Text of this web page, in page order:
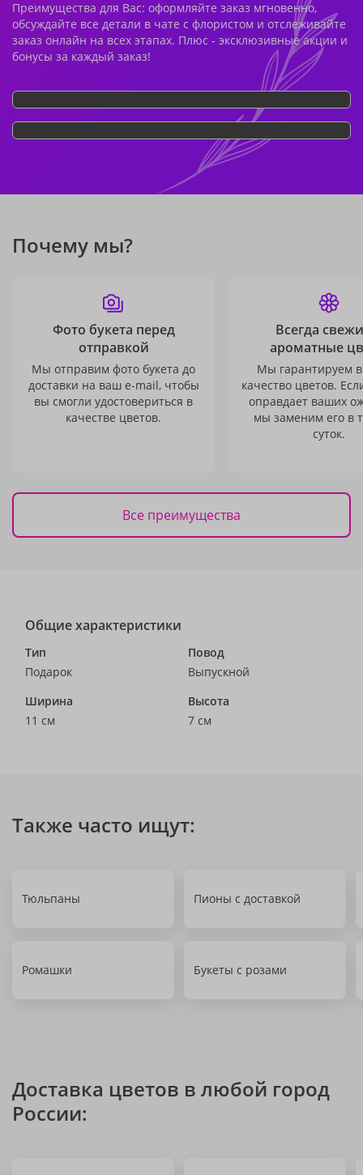
Преимущества для Вас: оформляйте заказ мгновенно,
обсуждайте все детали в чате с флористом и отслеживайте
заказ онлайн на всех этапах. Плюс - эксклюзивные акции и
бонусы за каждый заказ!
Почему мы?
Фото букета перед
отправкой
Мы отправим фото букета до
доставки на ваш e-mail, чтобы
вы смогли удостовериться в
качестве цветов.
Всегда
ароматные
Мы гарантируем
качество цветов.
оправдает ваших
мы заменим его в
суток.
Все преимущества
Общие характеристики
Тип
Подарок
Повод
Выпускной
Ширина
11 см
Высота
7 см
Также часто ищут:
Тюльпаны Пионы с доставкой
Ромашки Букеты с розами
Доставка цветов в любой город
России: